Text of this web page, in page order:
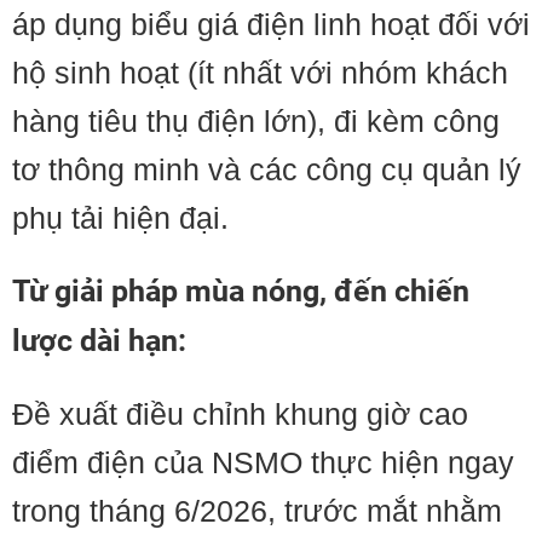
áp dụng biểu giá điện linh hoạt đối với
hộ sinh hoạt (ít nhất với nhóm khách
hàng tiêu thụ điện lớn), đi kèm công
tơ thông minh và các công cụ quản lý
phụ tải hiện đại.
Từ giải pháp mùa nóng, đến chiến
lược dài hạn:
Đề xuất điều chỉnh khung giờ cao
điểm điện của NSMO thực hiện ngay
trong tháng 6/2026, trước mắt nhằm